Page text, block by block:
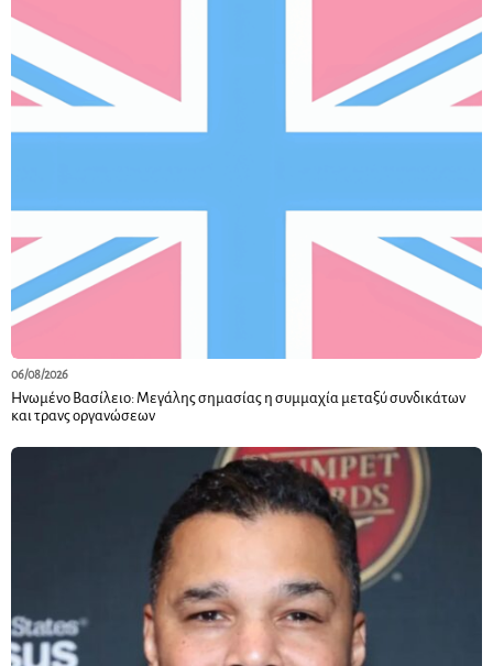
06/08/2026
Ηνωμένο Βασίλειο: Μεγάλης σημασίας η συμμαχία μεταξύ συνδικάτων
και τρανς οργανώσεων